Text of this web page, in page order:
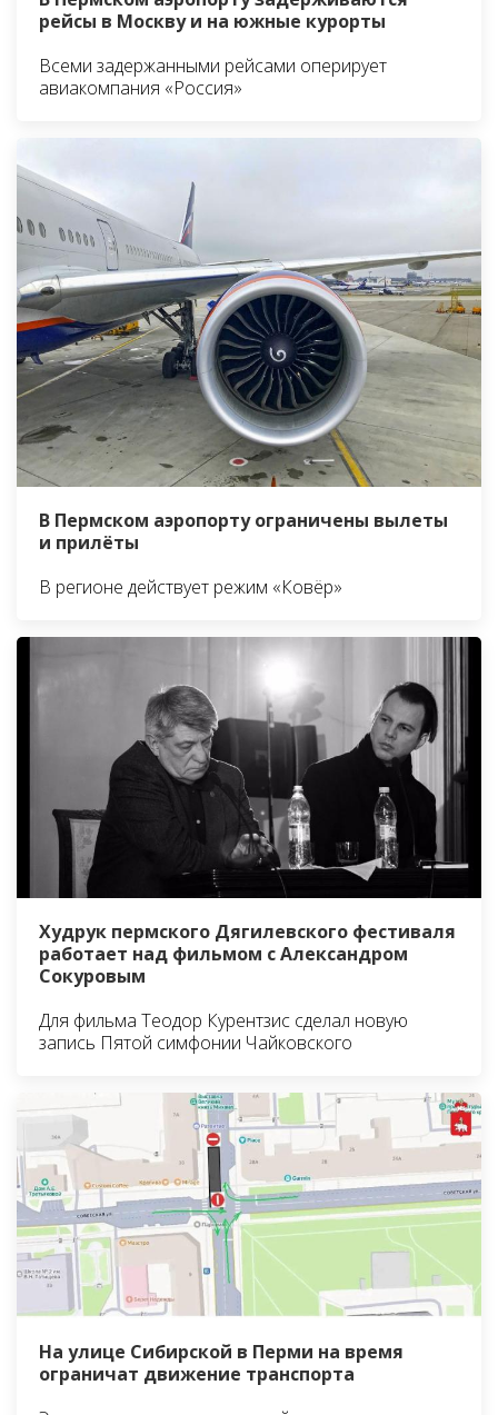
рейсы в Москву и на южные курорты
Всеми задержанными рейсами оперирует
авиакомпания «Россия»
В Пермском аэропорту ограничены вылеты
и прилёты
В регионе действует режим «Ковёр»
Худрук пермского Дягилевского фестиваля
работает над фильмом с Александром
Сокуровым
Для фильма Теодор Курентзис сделал новую
запись Пятой симфонии Чайковского
На улице Сибирской в Перми на время
ограничат движение транспорта